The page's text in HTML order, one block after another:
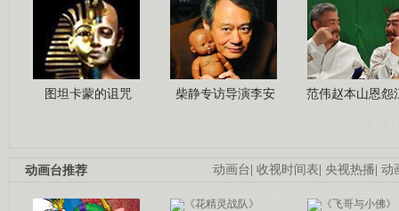
图坦卡蒙的诅咒 柴静专访导演李安 范伟赵本山恩怨
动画台 收视时间表 央视热播 动
动画台推荐